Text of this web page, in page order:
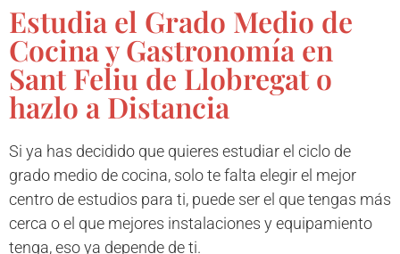
Estudia el Grado Medio de
Cocina y Gastronomía en
Sant Feliu de Llobregat o
hazlo a Distancia
Si ya has decidido que quieres estudiar el ciclo de
grado medio de cocina, solo te falta elegir el mejor
centro de estudios para ti, puede ser el que tengas más
cerca o el que mejores instalaciones y equipamiento
tenga, eso ya depende de ti.